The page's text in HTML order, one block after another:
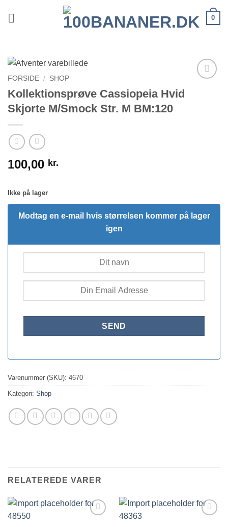
0
FORSIDE / SHOP
Kollektionsprøve Cassiopeia Hvid
Skjorte M/Smock Str. M BM:120
100,00 kr.
Ikke på lager
Modtag en e-mail hvis størrelsen kommer på lager
igen
Varenummer (SKU): 4670
Kategori: Shop
RELATEREDE VARER